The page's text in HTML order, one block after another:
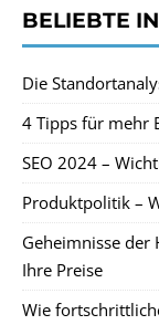
BELIEBTE
Die
4 Tipps für mehr
SEO 2024 –
Produktpolitik –
Geheimnisse der
Ihre Preise
Wie